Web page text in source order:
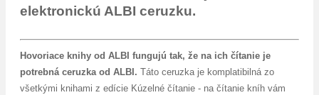
elektronickú ALBI ceruzku.
Hovoriace knihy od ALBI fungujú tak, že na ich čítanie je
potrebná ceruzka od ALBI. Táto ceruzka je komplatibilná zo
všetkými knihami z edície Kúzelné čítanie - na čítanie kníh vám